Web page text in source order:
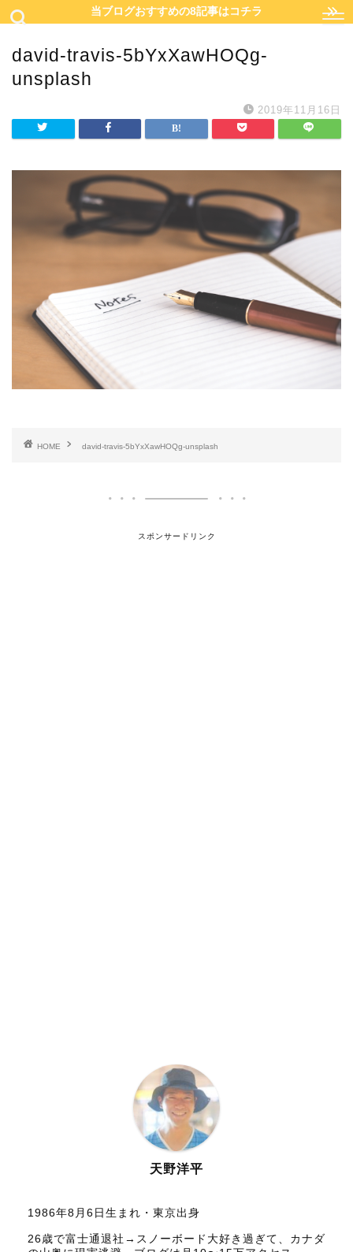
当ブログおすすめの8記事はコチラ
david-travis-5bYxXawHOQg-
unsplash
2019年11月16日
HOME david-travis-5bYxXawHOQg-unsplash
スポンサードリンク
天野洋平
1986年8月6日生まれ・東京出身
26歳で富士通退社→スノーボード大好き過ぎて、カナダ